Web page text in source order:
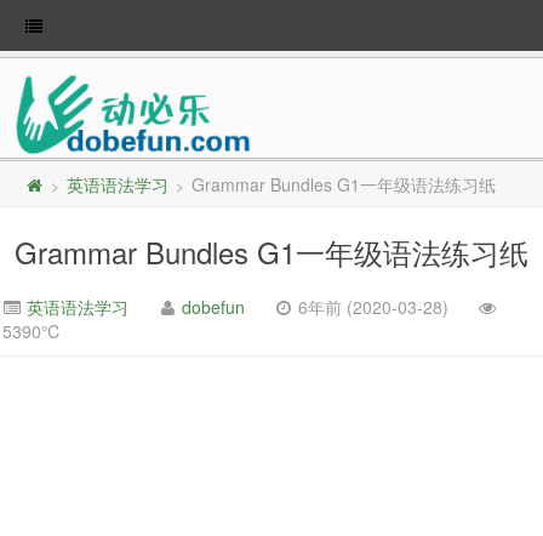
> 英语语法学习 > Grammar Bundles G1一年级语法练习纸
Grammar Bundles G1一年级语法练习纸
英语语法学习 dobefun
6年前 (2020-03-28)
5390℃